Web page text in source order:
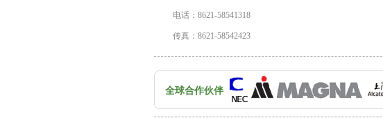
电话：8621-58541318
传真：8621-58542423
全球合作伙伴